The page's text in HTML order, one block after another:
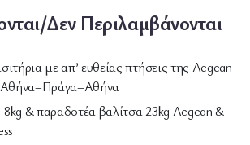
Δεν Περιλαμβάνονται
με απ’ ευθείας πτήσεις της Aegean
Αθήνα–Πράγα–Αθήνα
8kg & παραδοτέα βαλίτσα 23kg Aegean &